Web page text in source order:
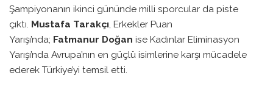
Şampiyonanın ikinci gününde milli sporcular da piste
çıktı. Mustafa Tarakçı, Erkekler Puan
Yarışı’nda; Fatmanur Doğan ise Kadınlar Eliminasyon
Yarışı’nda Avrupa’nın en güçlü isimlerine karşı mücadele
ederek Türkiye’yi temsil etti.